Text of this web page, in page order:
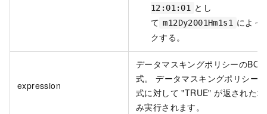
12:01:01
とし
て m12Dy2001Hm1s1 によっ
クする。
expression
データマスキングポリシーの
式。 データマスキングポリシー
式に対して "TRUE" が返された
み実行されます。